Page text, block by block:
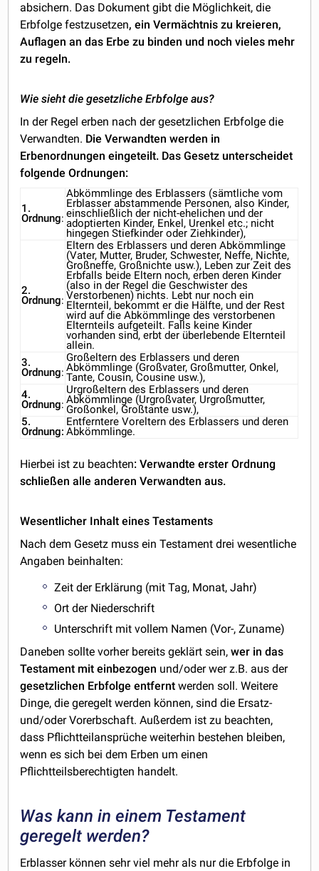
absichern. Das Dokument gibt die Möglichkeit, die
Erbfolge festzusetzen, ein Vermächtnis zu kreieren,
Auflagen an das Erbe zu binden und noch vieles mehr
zu regeln.
Wie sieht die gesetzliche Erbfolge aus?
In der Regel erben nach der gesetzlichen Erbfolge die
Verwandten. Die Verwandten werden in
Erbenordnungen eingeteilt. Das Gesetz unterscheidet
folgende Ordnungen:
1.
Ordnung:
Abkömmlinge des Erblassers (sämtliche vom
Erblasser abstammende Personen, also Kinder,
einschließlich der nicht-ehelichen und der
adoptierten Kinder, Enkel, Urenkel etc.; nicht
hingegen Stiefkinder oder Ziehkinder),
2.
Ordnung:
Eltern des Erblassers und deren Abkömmlinge
(Vater, Mutter, Bruder, Schwester, Neffe, Nichte,
Großneffe, Großnichte usw.), Leben zur Zeit des
Erbfalls beide Eltern noch, erben deren Kinder
(also in der Regel die Geschwister des
Verstorbenen) nichts. Lebt nur noch ein
Elternteil, bekommt er die Hälfte, und der Rest
wird auf die Abkömmlinge des verstorbenen
Elternteils aufgeteilt. Falls keine Kinder
vorhanden sind, erbt der überlebende Elternteil
allein.
3.
Ordnung:
Großeltern des Erblassers und deren
Abkömmlinge (Großvater, Großmutter, Onkel,
Tante, Cousin, Cousine usw.),
4.
Ordnung:
Urgroßeltern des Erblassers und deren
Abkömmlinge (Urgroßvater, Urgroßmutter,
Großonkel, Großtante usw.),
5.
Ordnung:
Entferntere Voreltern des Erblassers und deren
Abkömmlinge.
Hierbei ist zu beachten: Verwandte erster Ordnung
schließen alle anderen Verwandten aus.
Wesentlicher Inhalt eines Testaments
Nach dem Gesetz muss ein Testament drei wesentliche
Angaben beinhalten:
Zeit der Erklärung (mit Tag, Monat, Jahr)
Ort der Niederschrift
Unterschrift mit vollem Namen (Vor-, Zuname)
Daneben sollte vorher bereits geklärt sein,wer in das
Testament mit einbezogen und/oder wer z.B. aus der
gesetzlichen Erbfolge entfernt werden soll. Weitere
Dinge, die geregelt werden können, sind die Ersatz-
und/oder Vorerbschaft. Außerdem ist zu beachten,
dass Pflichtteilansprüche weiterhin bestehen bleiben,
wenn es sich bei dem Erben um einen
Pflichtteilsberechtigten handelt.
Was kann in einem Testament
geregelt werden?
Erblasser können sehr viel mehr als nur die Erbfolge in